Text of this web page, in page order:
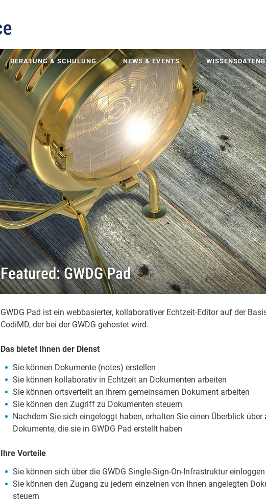
BERATUNG & SCHULUNG NEWS & EVENTS
Featured: GWDG Pad
GWDG Pad ist ein webbasierter, kollaborativer Echtzeit-Editor auf der
CodiMD, der bei der GWDG gehostet wird.
Das bietet Ihnen der Dienst
Sie können Dokumente (notes) erstellen
Sie können kollaborativ in Echtzeit an Dokumenten arbeiten
Sie können ortsverteilt an Ihrem gemeinsamen Dokument arbeiten
Sie können den Zugriff zu Dokumenten steuern
Nachdem Sie sich eingeloggt haben, erhalten Sie einen Überblick über
Dokumente, die sie in GWDG Pad erstellt haben
Ihre Vorteile
Sie können sich über die GWDG Single-Sign-On-Infrastruktur einloggen
Sie können den Zugang zu jedem einzelnen von Ihnen angelegten
steuern